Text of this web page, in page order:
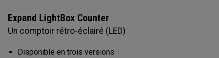
Expand LightBox Counter
Un comptoir rétro-éclairé (LED)
Disponible en trois versions